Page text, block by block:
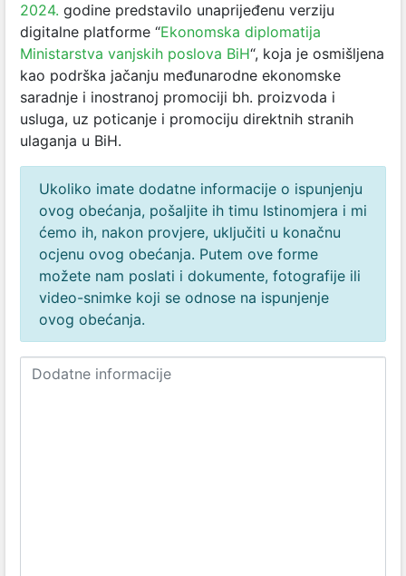
2024. godine predstavilo unaprijeđenu verziju
digitalne platforme “Ekonomska diplomatija
Ministarstva vanjskih poslova BiH“, koja je osmišljena
kao podrška jačanju međunarodne ekonomske
saradnje i inostranoj promociji bh. proizvoda i
usluga, uz poticanje i promociju direktnih stranih
ulaganja u BiH.
Ukoliko imate dodatne informacije o ispunjenju
ovog obećanja, pošaljite ih timu Istinomjera i mi
ćemo ih, nakon provjere, uključiti u konačnu
ocjenu ovog obećanja. Putem ove forme
možete nam poslati i dokumente, fotografije ili
video-snimke koji se odnose na ispunjenje
ovog obećanja.